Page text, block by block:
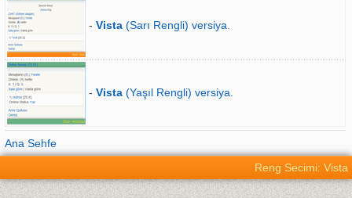
- Vista (Sarı Rengli) versiya.
- Vista (Yaşıl Rengli) versiya.
Ana Sehfe
Reng Secimi: Vista